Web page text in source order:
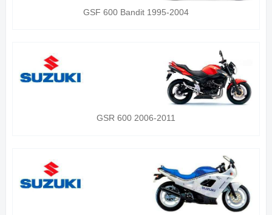
GSF 600 Bandit 1995-2004
GSR 600 2006-2011